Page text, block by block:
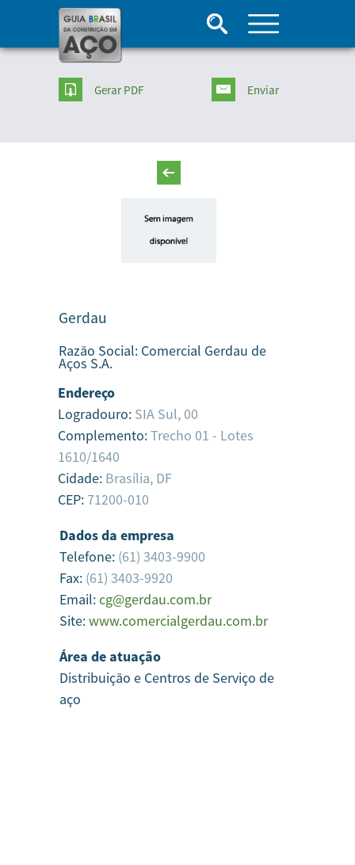
Gerar PDF Enviar
Gerdau
Razão Social: Comercial Gerdau de
Aços S.A.
Endereço
Logradouro: SIA Sul, 00
Complemento:Trecho 01 - Lotes
1610/1640
Cidade: Brasília, DF
CEP:71200-010
Dados da empresa
Telefone: (61) 3403-9900
Fax: (61) 3403-9920
Email:cg@gerdau.com.br
Site:www.comercialgerdau.com.br
Área de atuação
Distribuição e Centros de Serviço de
aço